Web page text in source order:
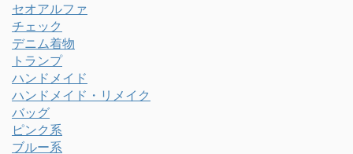
セオアルファ
チェック
デニム着物
トランプ
ハンドメイド
ハンドメイド・リメイク
バッグ
ピンク系
ブルー系